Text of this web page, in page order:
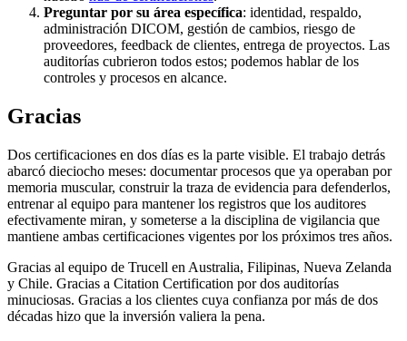
Preguntar por su área específica: identidad, respaldo,
administración DICOM, gestión de cambios, riesgo de
proveedores, feedback de clientes, entrega de proyectos. Las
auditorías cubrieron todos estos; podemos hablar de los
controles y procesos en alcance.
Gracias
Dos certificaciones en dos días es la parte visible. El trabajo detrás
abarcó dieciocho meses: documentar procesos que ya operaban por
memoria muscular, construir la traza de evidencia para defenderlos,
entrenar al equipo para mantener los registros que los auditores
efectivamente miran, y someterse a la disciplina de vigilancia que
mantiene ambas certificaciones vigentes por los próximos tres años.
Gracias al equipo de Trucell en Australia, Filipinas, Nueva Zelanda
y Chile. Gracias a Citation Certification por dos auditorías
minuciosas. Gracias a los clientes cuya confianza por más de dos
décadas hizo que la inversión valiera la pena.